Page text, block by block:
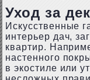
Уход за
Искусственные
интерьер дач,
квартир.
настенного
в экостиле или